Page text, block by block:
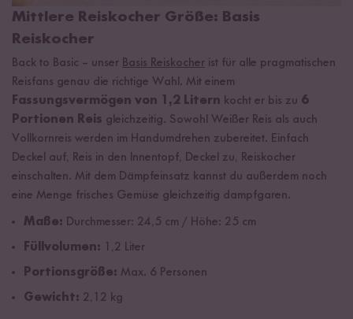
Mittlere Reiskocher Größe: Basis
Reiskocher
Back to Basic – unser Basis Reiskocher ist für alle pragmatischen
Reisfans genau die richtige Wahl. Mit einem
Fassungsvermögen von 1,2 Litern kocht er bis zu 6
Portionen Reis gleichzeitig. Sowohl Weißer Reis als auch
Vollkornreis werden im Handumdrehen zubereitet. Einfach
Deckel auf, Reis in den Innentopf, Deckel zu, Reiskocher
einschalten. Mit dem Dämpfeinsatz kannst du außerdem noch
eine Menge frisches Gemüse gleichzeitig dampfgaren.
Maße: Durchmesser: 24,5 cm / Höhe: 25 cm
Füllvolumen:
1,2 Liter
Portionsgröße: Max. 6 Personen
Gewicht: 2,12 kg